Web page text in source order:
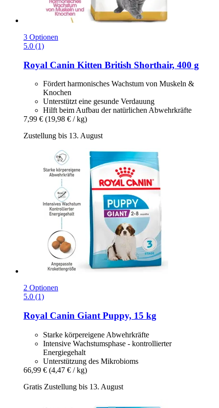
3 Optionen
5.0 (1)
Royal Canin Kitten British Shorthair, 400 g
Fördert harmonisches Wachstum von Muskeln &
Knochen
Unterstützt eine gesunde Verdauung
Hilft beim Aufbau der natürlichen Abwehrkräfte
7,99 € (19,98 € / kg)
Zustellung bis 13. August
2 Optionen
5.0 (1)
Royal Canin Giant Puppy, 15 kg
Starke körpereigene Abwehrkräfte
Intensive Wachstumsphase - kontrollierter
Energiegehalt
Unterstützung des Mikrobioms
66,99 € (4,47 € / kg)
Gratis Zustellung bis 13. August